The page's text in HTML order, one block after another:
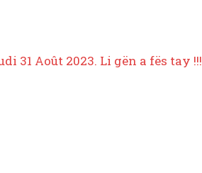
31 Août 2023. Li gën a fës tay !!!